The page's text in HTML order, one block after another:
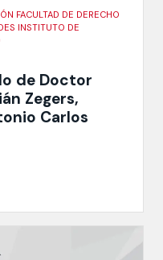
FACULTAD DE DERECHO
INSTITUTO DE
de Doctor
Zegers,
Carlos